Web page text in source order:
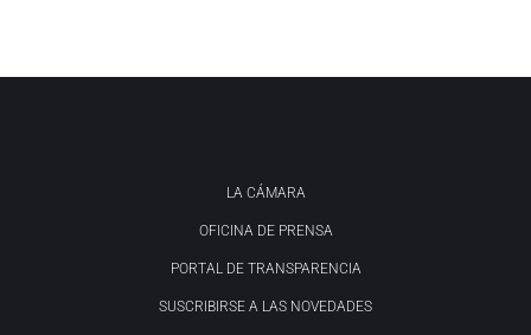
LA CÁMARA
OFICINA DE PRENSA
PORTAL DE TRANSPARENCIA
SUSCRIBIRSE A LAS NOVEDADES